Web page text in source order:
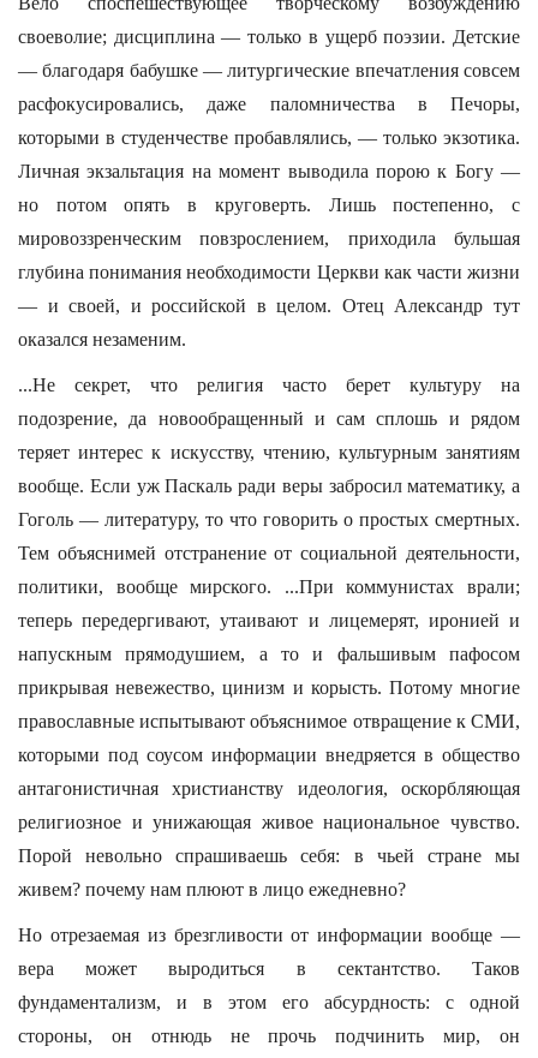
своеволие; дисциплина — только в ущерб поэзии. Детские
— благодаря бабушке — литургические впечатления совсем
расфокусировались, даже паломничества в Печоры,
которыми в студенчестве пробавлялись, — только экзотика.
Личная экзальтация на момент выводила порою к Богу —
но потом опять в круговерть. Лишь постепенно, с
мировоззренческим повзрослением, приходила бульшая
глубина понимания необходимости Церкви как части жизни
— и своей, и российской в целом. Отец Александр тут
оказался незаменим.
...Не секрет, что религия часто берет культуру на
подозрение, да новообращенный и сам сплошь и рядом
теряет интерес к искусству, чтению, культурным занятиям
вообще. Если уж Паскаль ради веры забросил математику, а
Гоголь — литературу, то что говорить о простых смертных.
Тем объяснимей отстранение от социальной деятельности,
политики, вообще мирского. ...При коммунистах врали;
теперь передергивают, утаивают и лицемерят, иронией и
напускным прямодушием, а то и фальшивым пафосом
прикрывая невежество, цинизм и корысть. Потому многие
православные испытывают объяснимое отвращение к СМИ,
которыми под соусом информации внедряется в общество
антагонистичная христианству идеология, оскорбляющая
религиозное и унижающая живое национальное чувство.
Порой невольно спрашиваешь себя: в чьей стране мы
живем? почему нам плюют в лицо ежедневно?
Но отрезаемая из брезгливости от информации вообще —
вера может выродиться в сектантство. Таков
фундаментализм, и в этом его абсурдность: с одной
стороны, он отнюдь не прочь подчинить мир, он